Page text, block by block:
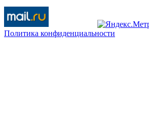
Политика конфиденциальности